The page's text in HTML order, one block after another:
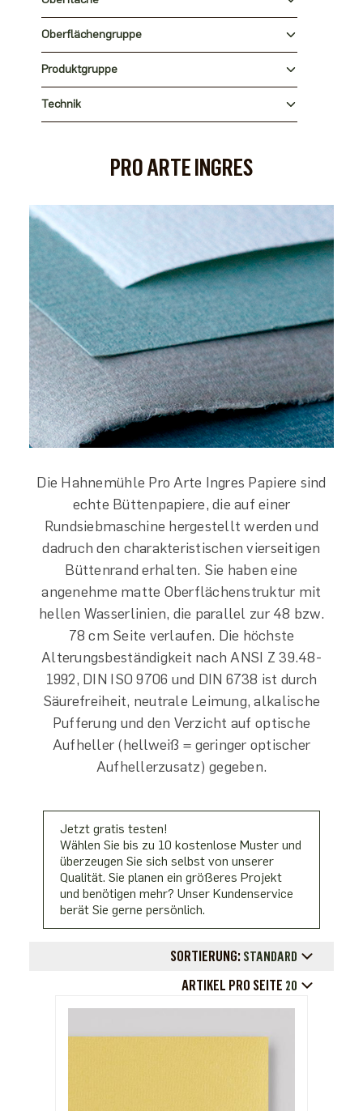
Oberflächengruppe
Produktgruppe
Technik
PRO ARTE INGRES
Die Hahnemühle Pro Arte Ingres Papiere sind
echte Büttenpapiere, die auf einer
Rundsiebmaschine hergestellt werden und
dadruch den charakteristischen vierseitigen
Büttenrand erhalten. Sie haben eine
angenehme matte Oberflächenstruktur mit
hellen Wasserlinien, die parallel zur 48 bzw.
78 cm Seite verlaufen. Die höchste
Alterungsbeständigkeit nach ANSI Z 39.48-
1992, DIN ISO 9706 und DIN 6738 ist durch
Säurefreiheit, neutrale Leimung, alkalische
Pufferung und den Verzicht auf optische
Aufheller (hellweiß = geringer optischer
Aufhellerzusatz) gegeben.
Jetzt gratis testen!
Wählen Sie bis zu 10 kostenlose Muster und
überzeugen Sie sich selbst von unserer
Qualität. Sie planen ein größeres Projekt
und benötigen mehr? Unser Kundenservice
berät Sie gerne persönlich.
SORTIERUNG: STANDARD
ARTIKEL PRO SEITE 20